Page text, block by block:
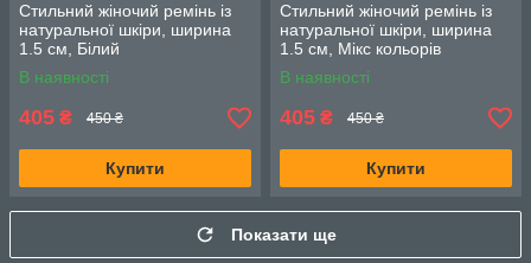
Стильний жіночий ремінь із
натуральної шкіри, ширина
1.5 см, Білий
В наявності
405 ₴ 450 ₴
Купити
Стильний жіночий ремінь із
натуральної шкіри, ширина
1.5 см, Мікс кольорів
В наявності
405 ₴ 450 ₴
Купити
Показати ще